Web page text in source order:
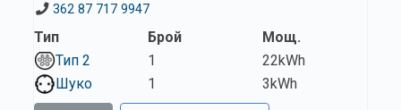
362 87 717 9947
Тип
Тип 2
Шуко
Брой
1
1
Мощ.
22kWh
3kWh